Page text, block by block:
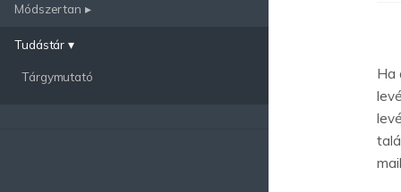
Módszertan ▸
Tudástár ▾
Tárgymutató
Ha